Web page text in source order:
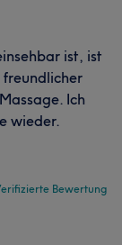
ist, ist
Ich
wieder.
Bewertung